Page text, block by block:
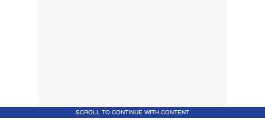
SCROLL TO CONTINUE WITH CONTENT